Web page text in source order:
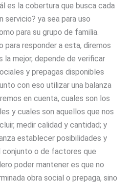
es la cobertura que busca cada
servicio? ya sea para uso
para su grupo de familia.
para responder a esta, diremos
la mejor, depende de verificar
y prepagas disponibles
con eso utilizar una balanza
en cuenta, cuales son los
y cuales son aquellos que nos
medir calidad y cantidad; y
establecer posibilidades y
conjunto o de factores que
poder mantener es que no
obra social o prepaga, sino